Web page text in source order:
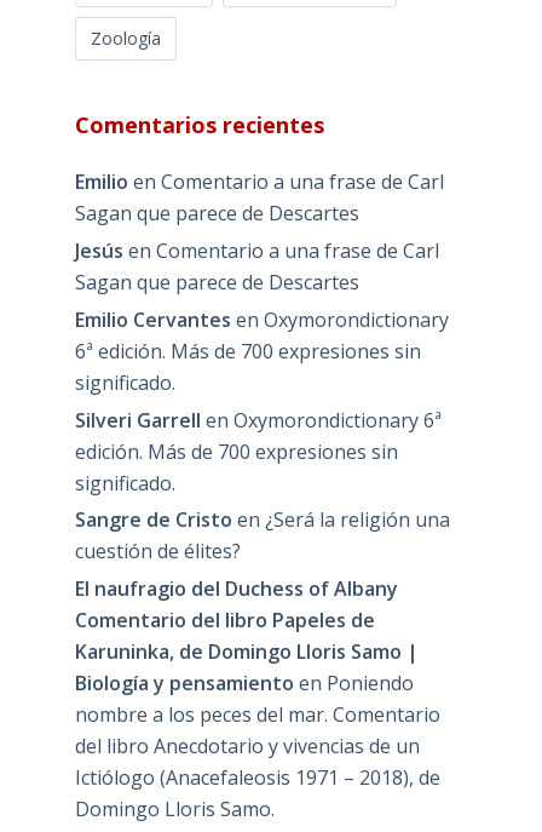
Zoología
Comentarios recientes
Emilio en Comentario a una frase de Carl
Sagan que parece de Descartes
Jesús en Comentario a una frase de Carl
Sagan que parece de Descartes
Emilio Cervantes en Oxymorondictionary
6ª edición. Más de 700 expresiones sin
significado.
Silveri Garrell en Oxymorondictionary 6ª
edición. Más de 700 expresiones sin
significado.
Sangre de Cristo en ¿Será la religión una
cuestión de élites?
El naufragio del Duchess of Albany
Comentario del libro Papeles de
Karuninka, de Domingo Lloris Samo |
Biología y pensamiento en Poniendo
nombre a los peces del mar. Comentario
del libro Anecdotario y vivencias de un
Ictiólogo (Anacefaleosis 1971 – 2018), de
Domingo Lloris Samo.